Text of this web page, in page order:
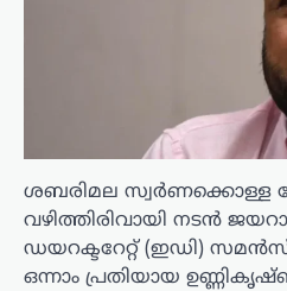
ശബരിമല സ്വർണക്കൊള്ള
വഴിത്തിരിവായി നടൻ
ഡയറക്ടറേറ്റ് (ഇഡി)
ഒന്നാം പ്രതിയായ